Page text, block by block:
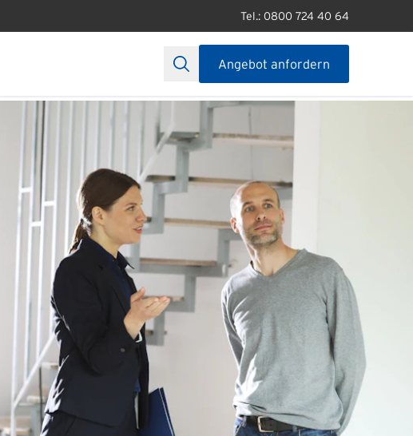
Tel.: 0800 724 40 64
Angebot anfordern